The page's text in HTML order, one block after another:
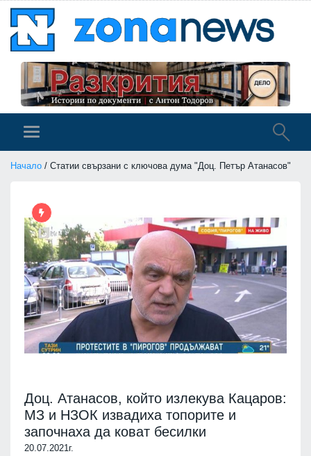
Начало / Статии свързани с ключова дума "Доц. Петър Атанасов"
Доц. Атанасов, който излекува Кацаров:
МЗ и НЗОК извадиха топорите и
започнаха да коват бесилки
20.07.2021г.